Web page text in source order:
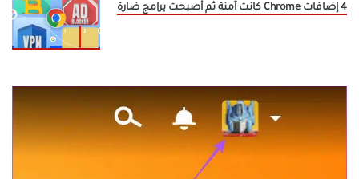
4 إضافات Chrome كانت آمنة ثم أصبحت برامج ضارة